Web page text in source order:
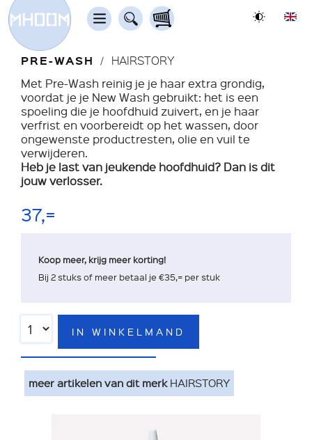
PRE-WASH
HAIRSTORY
Met Pre-Wash reinig je je haar extra grondig,
voordat je je New Wash gebruikt: het is een
spoeling die je hoofdhuid zuivert, en je haar
verfrist en voorbereidt op het wassen, door
ongewenste productresten, olie en vuil te
verwijderen.
Heb je last van jeukende hoofdhuid? Dan is dit
jouw verlosser.
37,=
Koop meer, krijg meer korting!
Bij 2 stuks of meer betaal je €35,= per stuk
IN WINKELMAND
meer artikelen van dit merkHAIRSTORY